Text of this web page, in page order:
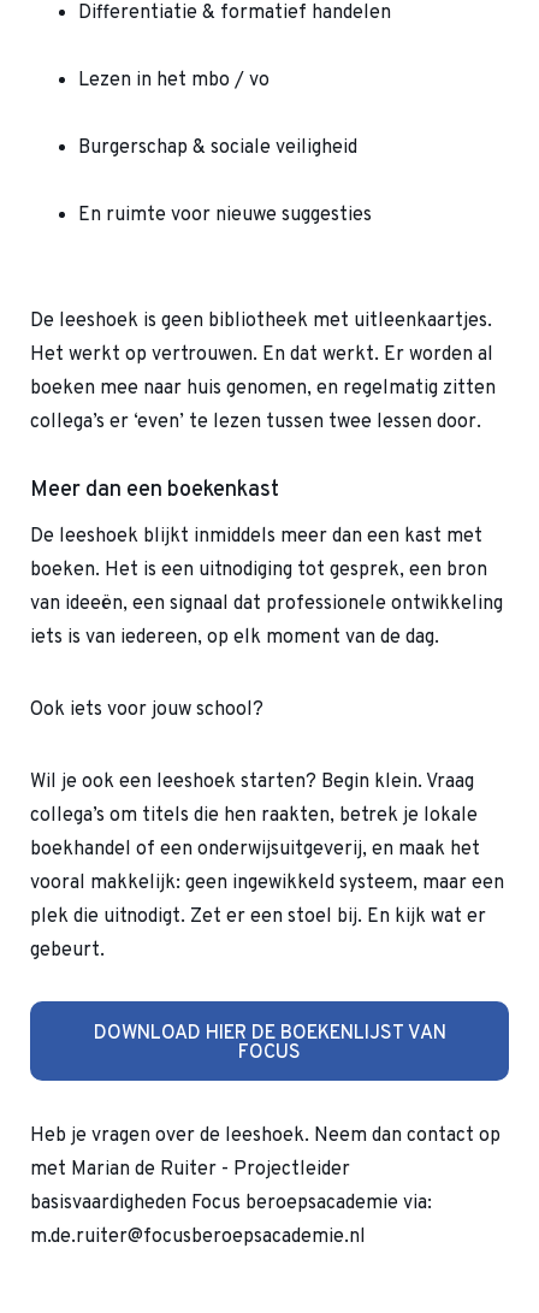
Differentiatie & formatief handelen
Lezen in het mbo / vo
Burgerschap & sociale veiligheid
En ruimte voor nieuwe suggesties
De leeshoek is geen bibliotheek met uitleenkaartjes.
Het werkt op vertrouwen. En dat werkt. Er worden al
boeken mee naar huis genomen, en regelmatig zitten
collega’s er ‘even’ te lezen tussen twee lessen door.
Meer dan een boekenkast
De leeshoek blijkt inmiddels meer dan een kast met
boeken. Het is een uitnodiging tot gesprek, een bron
van ideeën, een signaal dat professionele ontwikkeling
iets is van iedereen, op elk moment van de dag.
Ook iets voor jouw school?
Wil je ook een leeshoek starten? Begin klein. Vraag
collega’s om titels die hen raakten, betrek je lokale
boekhandel of een onderwijsuitgeverij, en maak het
vooral makkelijk: geen ingewikkeld systeem, maar een
plek die uitnodigt. Zet er een stoel bij. En kijk wat er
gebeurt.
DOWNLOAD HIER DE BOEKENLIJST VAN
FOCUS
Heb je vragen over de leeshoek. Neem dan contact op
met Marian de Ruiter - Projectleider
basisvaardigheden Focus beroepsacademie via:
m.de.ruiter@focusberoepsacademie.nl